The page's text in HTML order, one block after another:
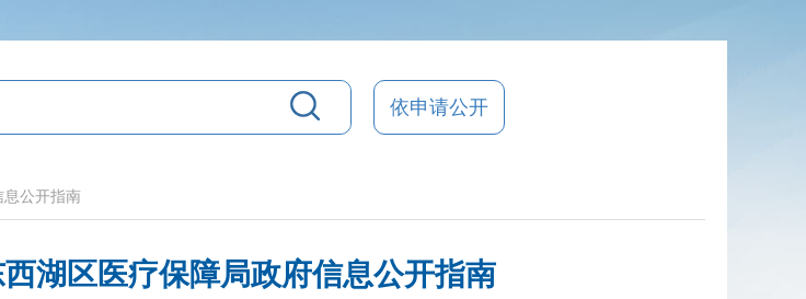
依申请公开
息公开指南
西湖区医疗保障局政府信息公开指南